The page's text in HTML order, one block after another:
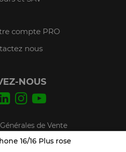
16/16 Plus rose
compte PRO
nous
NOUS
de Vente
légales